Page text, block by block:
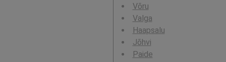
Võru
Valga
Haapsalu
Jõhvi
Paide